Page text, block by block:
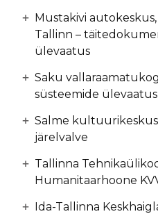
Mustakivi autokeskus,
Tallinn –
ülevaatus
Saku
süsteemide ülevaatus
Salme
järelvalve
Tallinna
Humanitaarhoone
Ida-Tallinna